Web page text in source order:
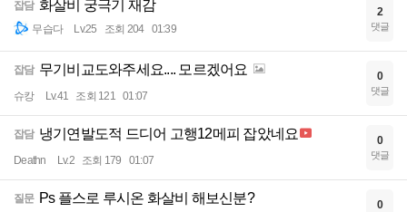
잡담 화살비 궁극기 재감
무습다 Lv.25 조회 204 01:39
2
댓글
잡담 무기비교도와주세요.... 모르겠어요
슈캉 Lv.41 조회 121 01:07
0
댓글
잡담 냉기연발도적 드디어 고행12메피 잡았네요
Deathn Lv.2 조회 179 01:07
0
댓글
질문 Ps 플스로 루시온 화살비 해보신분? 0